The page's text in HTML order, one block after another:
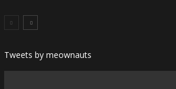
Tweets by meownauts